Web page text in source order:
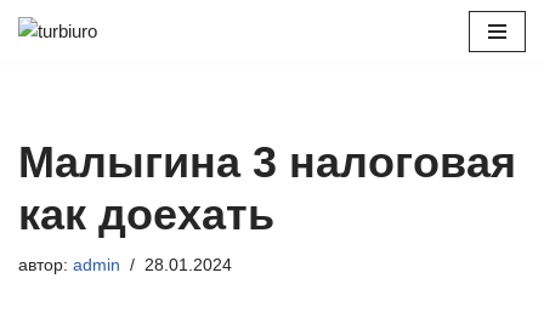
Малыгина 3 налоговая
как доехать
автор: admin 28.01.2024